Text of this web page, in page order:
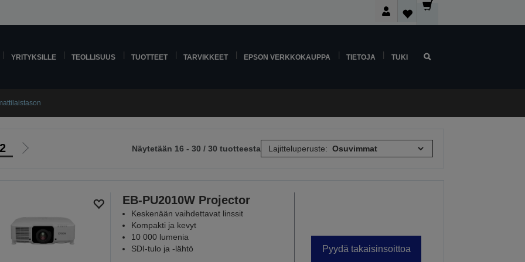
YRITYKSILLE TEOLLISUUS TUOTTEET TARVIKKEET EPSON VERKKOKAUPPA TIETOJA TUKI
2
Siirry
Näytetään 16 - 30 / 30 tuotteesta Lajitteluperuste:
EB-PU2010W Projector
Keskenään vaihdettavat linssit
Kompakti ja kevyt
10 000 lumenia
SDI-tulo ja ‑lähtö
Pyydä takaisinsoittoa